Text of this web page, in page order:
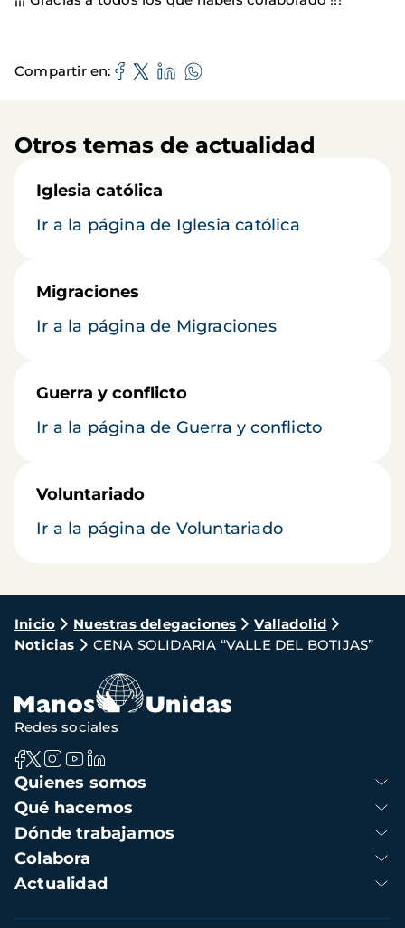
Compartir en
Otros temas de actualidad
Iglesia católica
Ir a la página de Iglesia católica
Migraciones
Ir a la página de Migraciones
Guerra y conflicto
Ir a la página de Guerra y conflicto
Voluntariado
Ir a la página de Voluntariado
Ruta
de
navegación
Inicio Nuestras delegaciones
Valladolid
Noticias
CENA SOLIDARIA “VALLE DEL BOTIJAS”
Navegación
principal
Quienes somos
Qué hacemos
Dónde trabajamos
Colabora
Actualidad
Redes sociales